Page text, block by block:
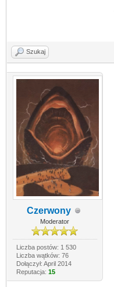
Szukaj
Czerwony
Moderator
Liczba postów: 1 530
Liczba wątków: 76
Dołączył: April 2014
Reputacja: 15